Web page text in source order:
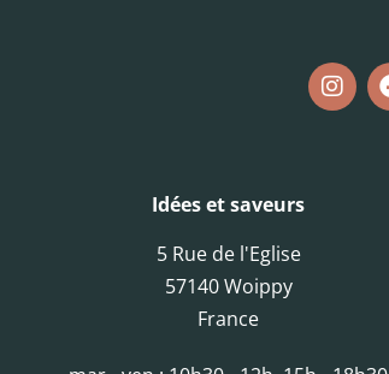
Idées et saveurs
5 Rue de l'Eglise
57140 Woippy
France